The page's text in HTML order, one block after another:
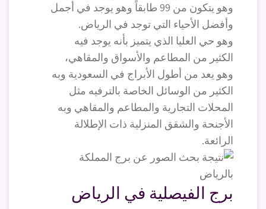
وهو يتكون من 99 طابقاً وهو يوجد في أجمل
وأفضل الأحياء التي توجد في الرياض.
وهو حي العليا الذي يتميز بأنه يوجد فيه
الكثير من المطاعم والأسواق والمقاهي،
وهو يعد من أطول الأبراج في السعودية وبه
الكثير من الوسائل الخاصة بالترفيه مثل
المحلات التجارية والمطاعم والمقاهي وبه
الأجنحة والشقق المنزلية ذات الإطلالة
الرائعة.
برج الفيصلية في الرياض